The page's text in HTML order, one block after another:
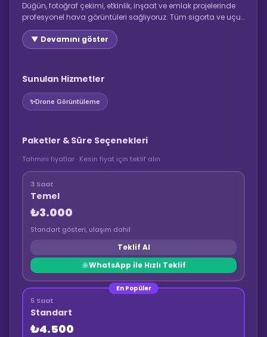
Düğün, fotoğraf çekimi, etkinlik, inşaat ve emlak projelerinde
profesyonel hava görüntüleri sağlıyoruz. Tüm sigorta ve uçuş
izinleri tarafımızca alınır.
▼ Devamını göster
Sunulan Hizmetler
✨Drone Görüntüleme
Paketler & Süre Seçenekleri
Tahmini fiyatlar · Kesin fiyat için teklif alın
3 Saat
Temel
₺3.000
Standart gösteri, ulaşım dahil
Teklif Al
WhatsApp ile Hızlı Teklif
En Popüler
5 Saat
Standart
₺4.500